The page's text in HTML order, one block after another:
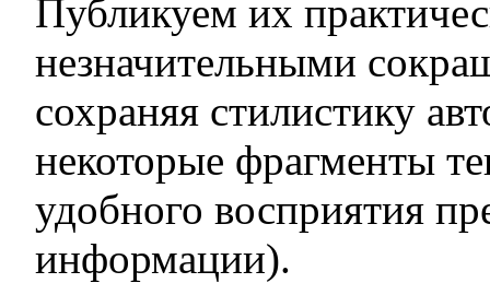
Пуб­ликуем их
незначительными
сохраняя стилистику
некоторые фрагменты
удобного восприятия
информации).